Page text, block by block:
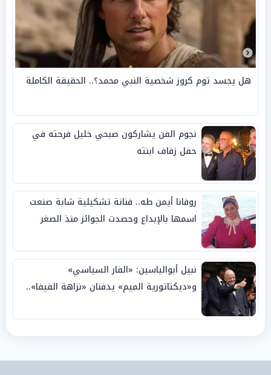
هل يجسد توم كروز شخصية النبي محمد؟.. الحقيقة الكاملة
نجوم الفن يشاركون صبحي خليل فرحته في
حفل زفاف ابنته
روفانا أيمن طه.. فنانة تشكيلية شابة صنعت
اسمها بالإبداع وحصدت الجوائز منذ الصغر
نبيل أبوالياسين: «الفار السياسي»
و«ديكتاتورية الميم» يدفنان «نزاهة الفيفا»..